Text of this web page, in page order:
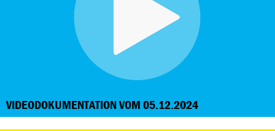
VIDEODOKUMENTATION VOM 05.12.2024